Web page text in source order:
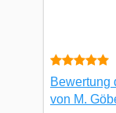
Bewertung
von M.